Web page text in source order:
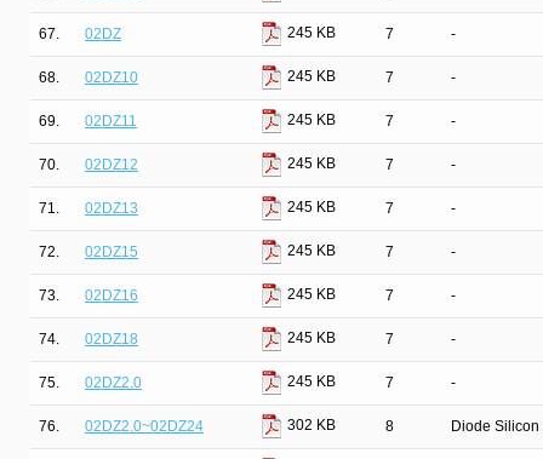
67. 02DZ 245 KB 7 -
68. 02DZ10 245 KB 7 -
69. 02DZ11 245 KB 7 -
70. 02DZ12 245 KB 7 -
71. 02DZ13 245 KB 7 -
72. 02DZ15 245 KB 7 -
73. 02DZ16 245 KB 7 -
74. 02DZ18 245 KB 7 -
75. 02DZ2.0 245 KB 7 -
76. 02DZ2.0~02DZ24 302 KB 8 Diode